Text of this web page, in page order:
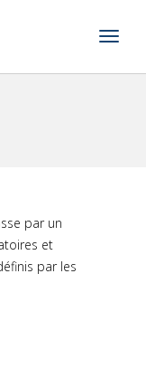
par un
et
par les